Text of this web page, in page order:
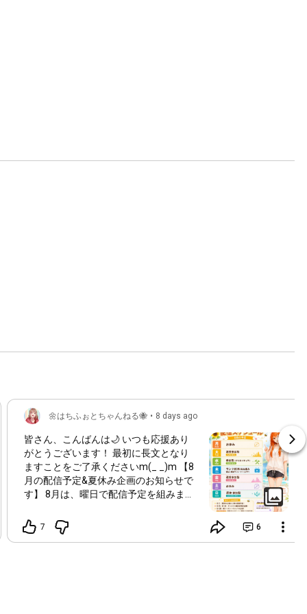
🌼はちふぉとちゃんねる🐝 • 8 days ago
皆さん、こんばんは🌙 いつも応援あり
がとうございます！ 最初に長文となり
ますことをご了承くださいm(_ _)m 【8
月の配信予定&夏休み企画のお知らせで
す】 8月は、曜日で配信予定を組みまし
す。 後日1週間のスケジュールも出しま
すので、配信時間のご確認お願いしま
7 6